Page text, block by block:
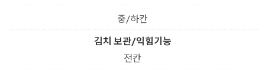
중/하칸
김치 보관/익힘기능
전칸